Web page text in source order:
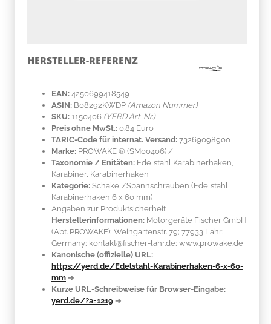
HERSTELLER-REFERENZ
EAN: 4250699418549
ASIN: B08292KWDP (Amazon Nummer)
SKU: 1150406 (YERD Art-Nr.)
Preis ohne MwSt.: 0.84 Euro
TARIC-Code für internat. Versand: 73269098900
Marke: PROWAKE ® (SM00406) /
Taxonomie / Enitäten: Edelstahl Karabinerhaken,
Karabiner, Karabinerhaken
Kategorie: Schäkel/Spannschrauben (Edelstahl
Karabinerhaken 6 x 60 mm)
Angaben zur Produktsicherheit
Herstellerinformationen: Motorgeräte Fischer GmbH
(Abt. PROWAKE); Weingartenstr. 79; 77933 Lahr;
Germany; kontakt@fischer-lahr.de; www.prowake.de
Kanonische (offizielle) URL:
https://yerd.de/Edelstahl-Karabinerhaken-6-x-60-
mm ➔
Kurze URL-Schreibweise für Browser-Eingabe:
yerd.de/?a=1219 ➔